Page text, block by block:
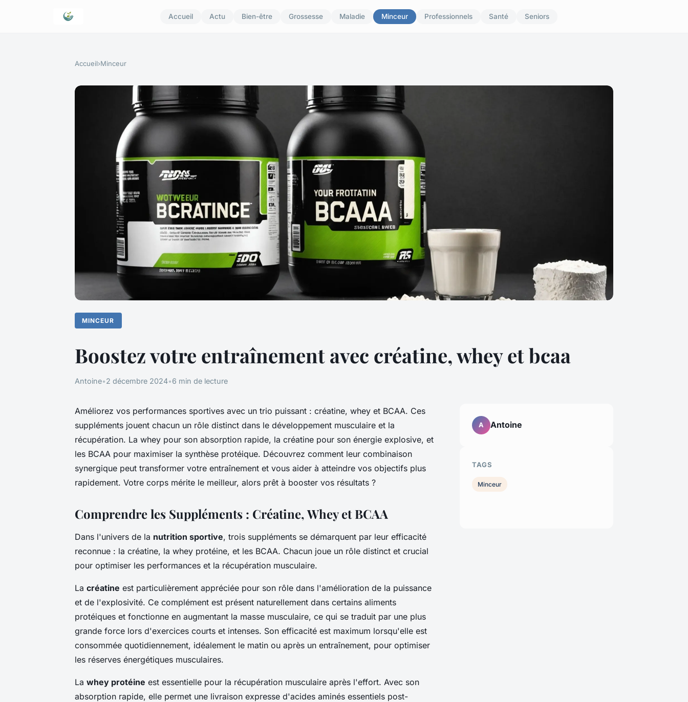
Accueil Actu Bien-être Grossesse Maladie Minceur Professionnels Santé Seniors
Accueil›Minceur
MINCEUR
Boostez votre entraînement avec créatine, whey et bcaa
Antoine•2 décembre 2024•6 min de lecture
Améliorez vos performances sportives avec un trio puissant : créatine, whey et BCAA. Ces
suppléments jouent chacun un rôle distinct dans le développement musculaire et la
récupération. La whey pour son absorption rapide, la créatine pour son énergie explosive, et
les BCAA pour maximiser la synthèse protéique. Découvrez comment leur combinaison
synergique peut transformer votre entraînement et vous aider à atteindre vos objectifs plus
rapidement. Votre corps mérite le meilleur, alors prêt à booster vos résultats ?
Comprendre les Suppléments : Créatine, Whey et BCAA
Dans l'univers de la nutrition sportive, trois suppléments se démarquent par leur efficacité
reconnue : la créatine, la whey protéine, et les BCAA. Chacun joue un rôle distinct et crucial
pour optimiser les performances et la récupération musculaire.
La créatine est particulièrement appréciée pour son rôle dans l'amélioration de la puissance
et de l'explosivité. Ce complément est présent naturellement dans certains aliments
protéiques et fonctionne en augmentant la masse musculaire, ce qui se traduit par une plus
grande force lors d'exercices courts et intenses. Son efficacité est maximum lorsqu'elle est
consommée quotidiennement, idéalement le matin ou après un entraînement, pour optimiser
les réserves énergétiques musculaires.
La whey protéine est essentielle pour la récupération musculaire après l'effort. Avec son
absorption rapide, elle permet une livraison expresse d'acides aminés essentiels post-
A Antoine
TAGS
Minceur